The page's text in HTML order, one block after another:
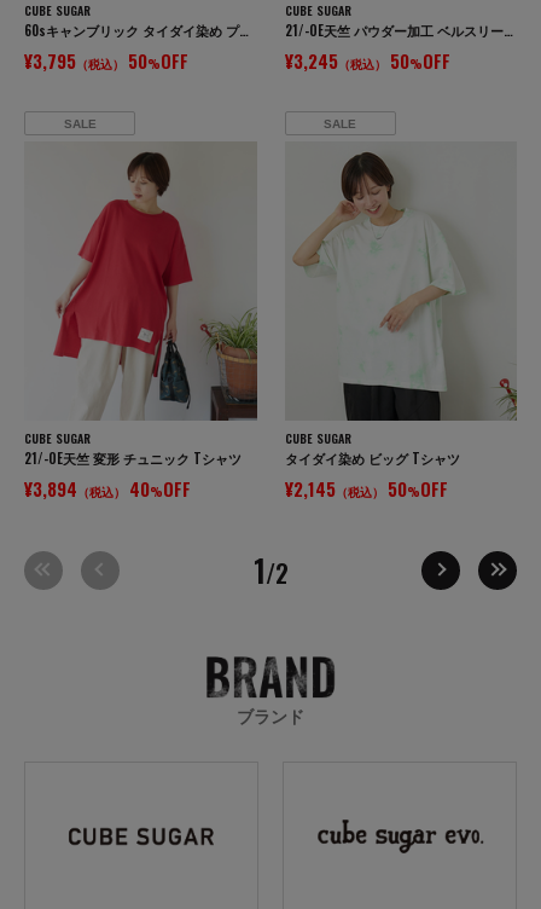
CUBE SUGAR
60sキャンブリック タイダイ染め プルオーバーシャツ
¥3,795 （税込） 50%OFF
CUBE SUGAR
21/-OE天竺 パウダー加工 ベルスリーブ Tシャツ
¥3,245（税込） 50%OFF
SALE
CUBE SUGAR
21/-OE天竺 変形 チュニック Tシャツ
¥3,894 （税込） 40%OFF
SALE
CUBE SUGAR
タイダイ染め ビッグ Tシャツ
¥2,145（税込） 50%OFF
1/2
ブランド